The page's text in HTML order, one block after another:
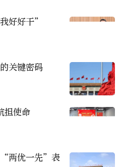
好好干”
关键密码
担使命
“两优一先”表